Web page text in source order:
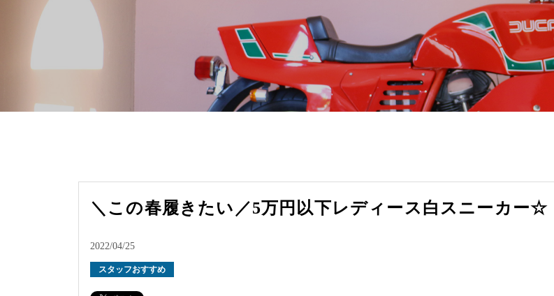
＼この春履きたい／5万円以下レディース白スニーカー☆
2022/04/25
スタッフおすすめ